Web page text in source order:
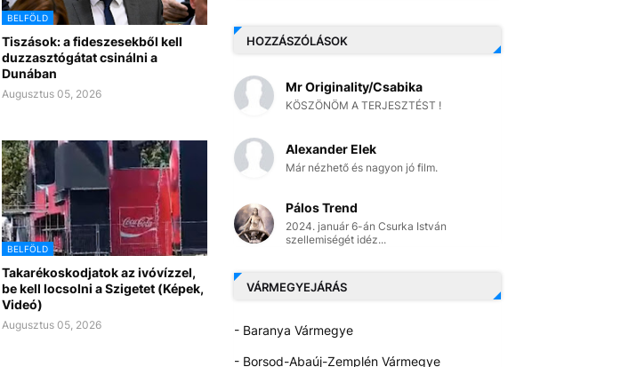
BELFÖLD
Tiszások: a fideszesekből kell
duzzasztógátat csinálni a
Dunában
Augusztus 05, 2026
BELFÖLD
Takarékoskodjatok az ivóvízzel,
be kell locsolni a Szigetet (Képek,
Videó)
Augusztus 05, 2026
HOZZÁSZÓLÁSOK
Mr Originality/Csabika
KÖSZÖNÖM A TERJESZTÉST !
Alexander Elek
Már nézhető és nagyon jó film.
Pálos Trend
2024. január 6-án Csurka István
szellemiségét idéz...
VÁRMEGYEJÁRÁS
- Baranya Vármegye
- Borsod-Abaúj-Zemplén Vármegye